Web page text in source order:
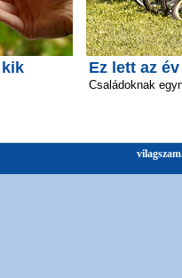
Ez lett az
Családoknak